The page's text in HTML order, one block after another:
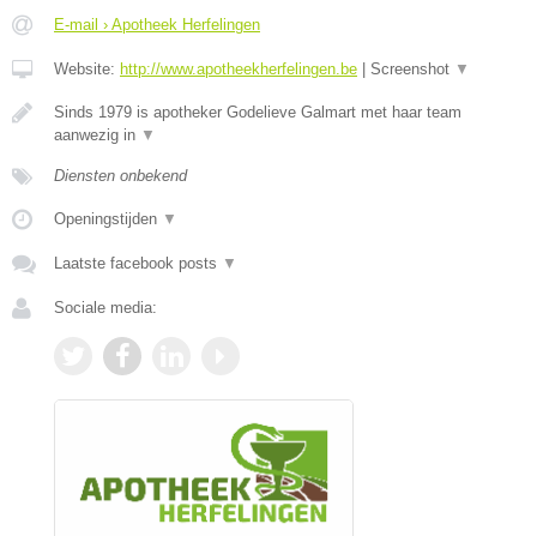
E-mail › Apotheek Herfelingen
Website: http://www.apotheekherfelingen.be Screenshot ▼
Sinds 1979 is apotheker Godelieve Galmart met haar team
aanwezig in ▼
Diensten onbekend
Openingstijden ▼
Laatste facebook posts ▼
Sociale media: